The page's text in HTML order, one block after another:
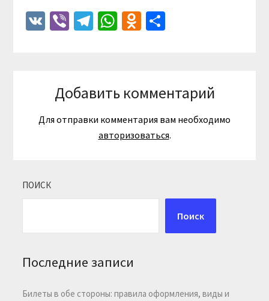
VKViberTelegram
WhatsApp
Odnoklassniki
Отправить
Добавить комментарий
Для отправки комментария вам необходимо
авторизоваться.
ПОИСК
Поиск
Последние записи
Билеты в обе стороны: правила оформления, виды и